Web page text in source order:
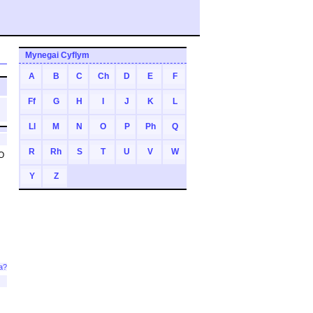
Mynegai Cyflym
A B C Ch D E F
Ff G H I J K L
Ll M N O P Ph Q
R Rh S T U V W
Y Z